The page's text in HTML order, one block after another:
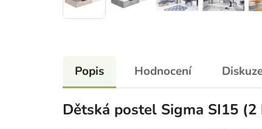
Popis Hodnocení
Dětská postel Sigma SI15 (2